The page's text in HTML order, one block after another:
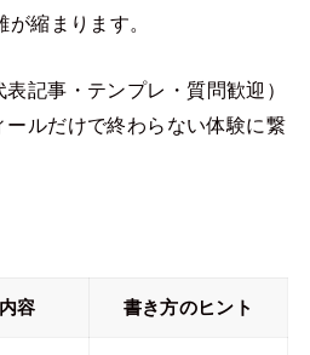
縮まります。
記事・テンプレ・質問歓迎）
ルだけで終わらない体験に繋
容 書き方のヒント